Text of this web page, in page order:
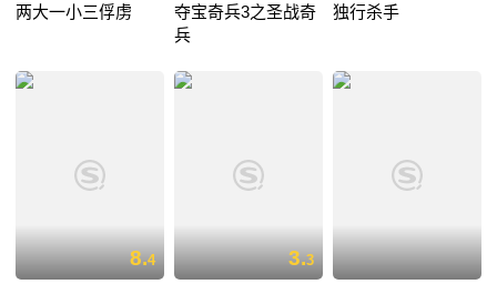
两大一小三俘虏
夺宝奇兵3之圣战奇
兵
独行杀手
8.4 3.3